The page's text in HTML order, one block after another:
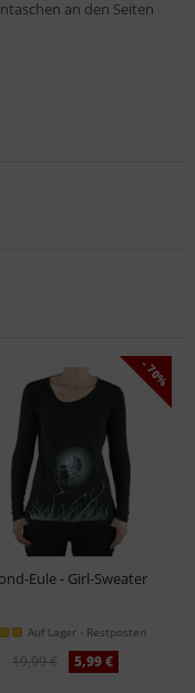
an den Seiten
Eule - Girl-Sweater
Auf Lager - Restposten
19,99 € 5,99 €
- 70%